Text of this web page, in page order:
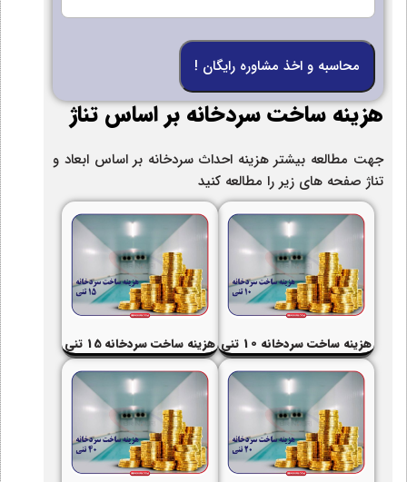
هزینه ساخت سردخانه بر اساس تناژ
جهت مطالعه بیشتر هزینه احداث سردخانه بر اساس ابعاد و
تناژ صفحه های زیر را مطالعه کنید
هزینه ساخت سردخانه 10 تنی هزینه ساخت سردخانه 15 تنی